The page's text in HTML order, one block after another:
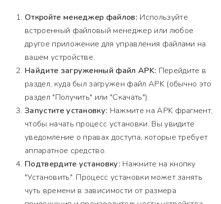
Откройте менеджер файлов: Используйте
встроенный файловый менеджер или любое
другое приложение для управления файлами на
вашем устройстве.
Найдите загруженный файл APK: Перейдите в
раздел, куда был загружен файл APK (обычно это
раздел "Получить" или "Скачать").
Запустите установку: Нажмите на APK фрагмент,
чтобы начать процесс установки. Вы увидите
уведомление о правах доступа, которые требует
аппаратное средство.
Подтвердите установку: Нажмите на кнопку
"Установить". Процесс установки может занять
чуть времени в зависимости от размера